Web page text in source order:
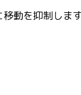
動を抑制します